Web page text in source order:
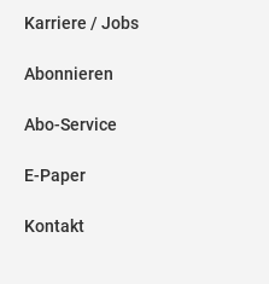
Karriere / Jobs
Abonnieren
Abo-Service
E-Paper
Kontakt